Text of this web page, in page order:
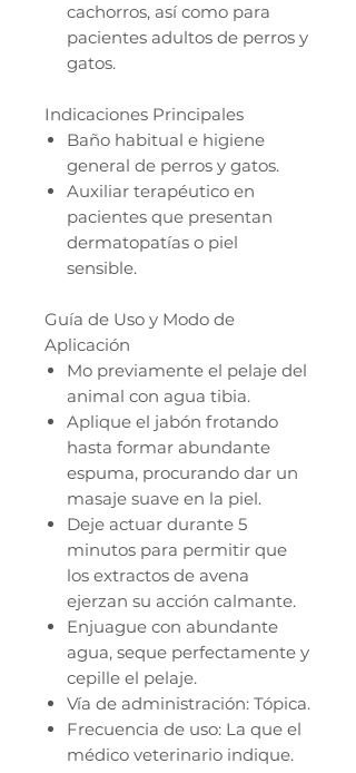
cachorros, así como para
pacientes adultos de perros y
gatos.
Indicaciones Principales
Baño habitual e higiene
general de perros y gatos.
Auxiliar terapéutico en
pacientes que presentan
dermatopatías o piel
sensible.
Guía de Uso y Modo de
Aplicación
Mo previamente el pelaje del
animal con agua tibia.
Aplique el jabón frotando
hasta formar abundante
espuma, procurando dar un
masaje suave en la piel.
Deje actuar durante 5
minutos para permitir que
los extractos de avena
ejerzan su acción calmante.
Enjuague con abundante
agua, seque perfectamente y
cepille el pelaje.
Vía de administración: Tópica.
Frecuencia de uso: La que el
médico veterinario indique.